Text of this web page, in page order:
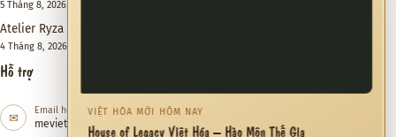
5 Tháng 8, 2026
Atelier Ryza 3: Alchemist of the End & the Secret Key DX Việt Hóa
4 Tháng 8, 2026
Hỗ trợ
✉ Email hỗ trợ
meviethoa@gmail.com
VIỆT HÓA MỚI HÔM NAY
House of Legacy Việt Hóa – Hào Môn Thế Gia